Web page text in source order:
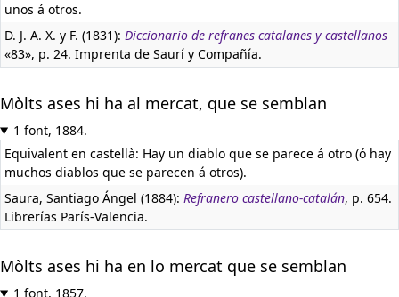
unos á otros.
D. J. A. X. y F. (1831): Diccionario de refranes catalanes y castellanos
«83», p. 24. Imprenta de Saurí y Compañía.
Mòlts ases hi ha al mercat, que se semblan
1 font, 1884.
Equivalent en castellà: Hay un diablo que se parece á otro (ó hay
muchos diablos que se parecen á otros).
Saura, Santiago Ángel (1884): Refranero castellano-catalán, p. 654.
Librerías París-Valencia.
Mòlts ases hi ha en lo mercat que se semblan
1 font, 1857.